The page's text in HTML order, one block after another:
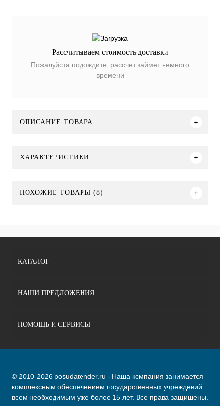
Рассчитываем стоимость доставки
Пожалуйста подождите, рассчет займет немного
времени
ОПИСАНИЕ ТОВАРА
ХАРАКТЕРИСТИКИ
ПОХОЖИЕ ТОВАРЫ (8)
КАТАЛОГ
НАШИ ПРЕДЛОЖЕНИЯ
ПОМОЩЬ И СЕРВИСЫ
© 2010-2026 posudatender.ru - Наша компания занимается
комплексным обеспечением государственных учреждений
всем необходимым уже более 15 лет. Все права защищены.